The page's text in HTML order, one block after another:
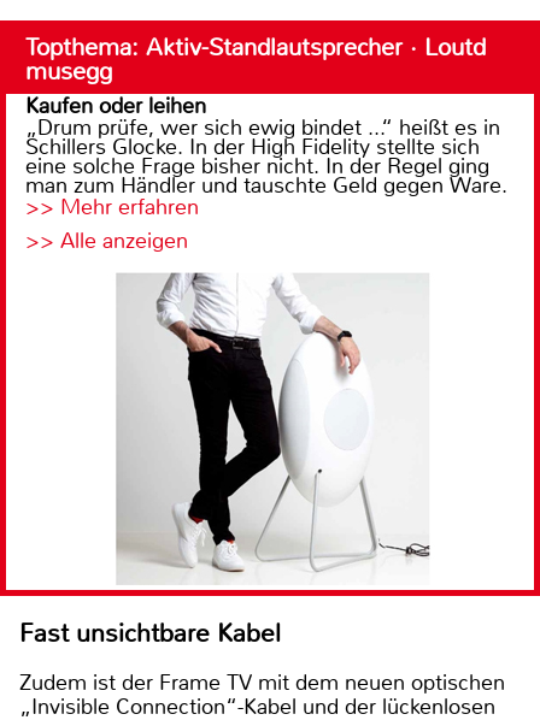
Topthema: Aktiv-Standlautsprecher · Loutd
musegg
Kaufen oder leihen
„Drum prüfe, wer sich ewig bindet ...“ heißt es in
Schillers Glocke. In der High Fidelity stellte sich
eine solche Frage bisher nicht. In der Regel ging
man zum Händler und tauschte Geld gegen Ware.
>> Mehr erfahren
>> Alle anzeigen
Fast unsichtbare Kabel
Zudem ist der Frame TV mit dem neuen optischen
„Invisible Connection“-Kabel und der lückenlosen